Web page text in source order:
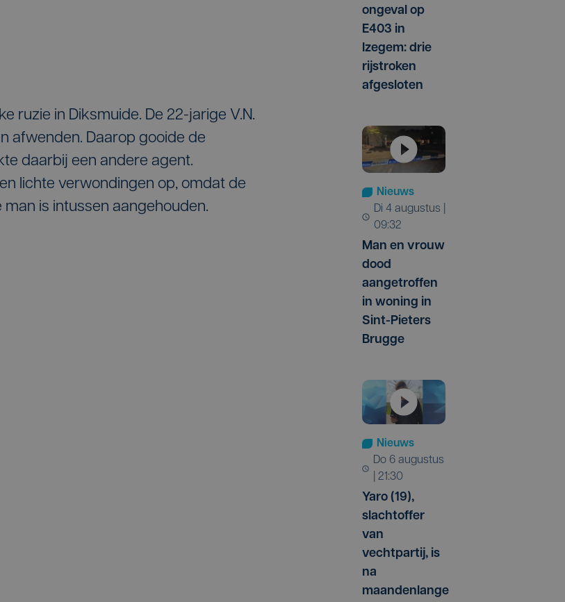
ruzie in Diksmuide. De 22-jarige V.N.
afwenden. Daarop gooide de
daarbij een andere agent.
lichte verwondingen op, omdat de
is intussen aangehouden.
ongeval op
E403 in
Izegem: drie
rijstroken
afgesloten
Nieuws
di 4 augustus |
09:32
Man en vrouw
dood
aangetroffen
in woning in
Sint-Pieters
Brugge
Nieuws
do 6 augustus
| 21:30
Yaro (19),
slachtoffer
van
vechtpartij, is
na
maandenlange